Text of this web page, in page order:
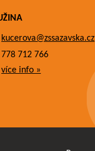
kucerova@zssazavska.cz
778 712 766
více info »